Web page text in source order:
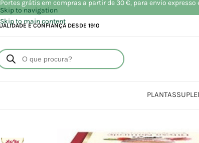
Skip to navigation
Skip to main content
E CONFIANÇA DESDE 1910
PLANTAS
Portes grátis em compras a partir de 30 €, para envio